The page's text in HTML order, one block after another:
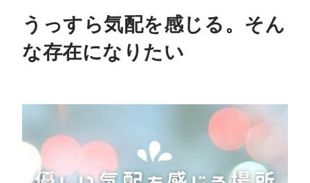
うっすら気配を感じる。そん
な存在になりたい